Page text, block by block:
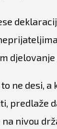
djelovanje
ne desi,
predlaže
nivou